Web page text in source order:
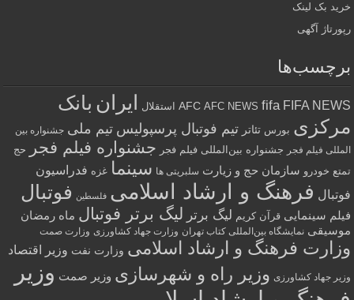
خرید بک لینک
رپورتاژ آگهی
برچسب‌ها
AFC AFC NEWS fifa FIFA NEWS استقلال ایران بانک
مرکزی بورس تئاتر تیم فوتبال پرسپولیس تیم ملی جشنواره بین
المللی فیلم فجر جشنواره بین‌المللی فیلم فجر جشنواره فیلم فجر
حج
تمتع خودرو سازمان حج و زیارت سلبریتی ها سینما غزه فدراسیون
فوتبال فرهنگ و ارشاد اسلامی فلسطین فوتبال
فیلم سینمایی قرآن کریم لیگ برتر لیگ برتر فوتبال ماه رمضان
موسیقی نمایشگاه بین‌المللی کتاب تهران وزارت جهاد کشاورزی وزارت صمت
وزارت فرهنگ و ارشاد اسلامی وزارت نفت وزیر اقتصاد
وزیر جهاد کشاورزی وزیر راه و شهرسازی وزیر صمت وزیر